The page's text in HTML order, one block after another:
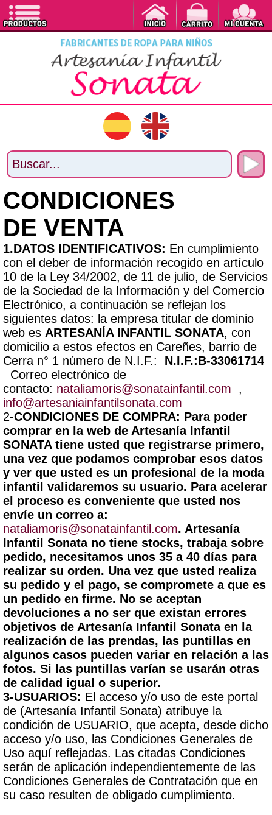
CONDICIONES
DE VENTA
1.DATOS IDENTIFICATIVOS: En cumplimiento
con el deber de información recogido en artículo
10 de la Ley 34/2002, de 11 de julio, de Servicios
de la Sociedad de la Información y del Comercio
Electrónico, a continuación se reflejan los
siguientes datos: la empresa titular de dominio
web es ARTESANÍA INFANTIL SONATA, con
domicilio a estos efectos en Careñes, barrio de
Cerra n° 1 número de N.I.F.: N.I.F.:B-33061714
Correo electrónico de
contacto: nataliamoris@sonatainfantil.com ,
info@artesaniainfantilsonata.com
2-CONDICIONES DE COMPRA: Para poder
comprar en la web de Artesanía Infantil
SONATA tiene usted que registrarse primero,
una vez que podamos comprobar esos datos
y ver que usted es un profesional de la moda
infantil validaremos su usuario. Para acelerar
el proceso es conveniente que usted nos
envíe un correo a:
nataliamoris@sonatainfantil.com. Artesanía
Infantil Sonata no tiene stocks, trabaja sobre
pedido, necesitamos unos 35 a 40 días para
realizar su orden. Una vez que usted realiza
su pedido y el pago, se compromete a que es
un pedido en firme. No se aceptan
devoluciones a no ser que existan errores
objetivos de Artesanía Infantil Sonata en la
realización de las prendas, las puntillas en
algunos casos pueden variar en relación a las
fotos. Si las puntillas varían se usarán otras
de calidad igual o superior.
3-USUARIOS: El acceso y/o uso de este portal
de (Artesanía Infantil Sonata) atribuye la
condición de USUARIO, que acepta, desde dicho
acceso y/o uso, las Condiciones Generales de
Uso aquí reflejadas. Las citadas Condiciones
serán de aplicación independientemente de las
Condiciones Generales de Contratación que en
su caso resulten de obligado cumplimiento.